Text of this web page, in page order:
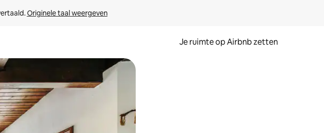
Originele taal weergeven
Je ruimte op Airbnb zetten